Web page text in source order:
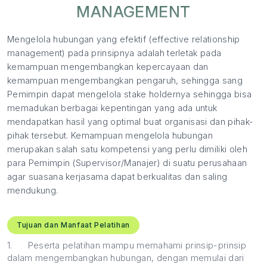
MANAGEMENT
Mengelola hubungan yang efektif (effective relationship
management) pada prinsipnya adalah terletak pada
kemampuan mengembangkan kepercayaan dan
kemampuan mengembangkan pengaruh, sehingga sang
Pemimpin dapat mengelola stake holdernya sehingga bisa
memadukan berbagai kepentingan yang ada untuk
mendapatkan hasil yang optimal buat organisasi dan pihak-
pihak tersebut. Kemampuan mengelola hubungan
merupakan salah satu kompetensi yang perlu dimiliki oleh
para Pemimpin (Supervisor/Manajer) di suatu perusahaan
agar suasana kerjasama dapat berkualitas dan saling
mendukung.
Tujuan dan Manfaat Pelatihan
1.
Peserta pelatihan mampu memahami prinsip-prinsip
dalam mengembangkan hubungan, dengan memulai dari